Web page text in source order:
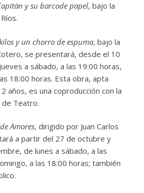
y su barcode papel, bajo la
y un chorro de espuma, bajo la
se presentará, desde el 10
a sábado, a las 19:00 horas,
18:00 horas. Esta obra, apta
años, es una coproducción con la
de Teatro.
Amores, dirigido por Juan Carlos
a partir del 27 de octubre y
de lunes a sábado, a las
a las 18:00 horas; también